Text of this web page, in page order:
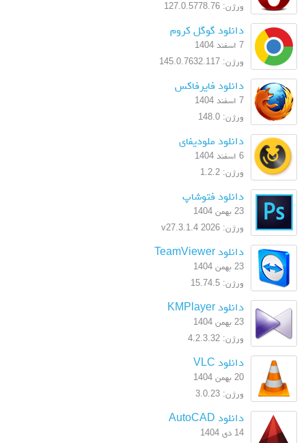
ورژن: 127.0.5778.76
دانلود گوگل کروم
7 اسفند 1404
ورژن: 145.0.7632.117
دانلود فایرفاکس
7 اسفند 1404
ورژن: 148.0
دانلود ملودیفای
6 اسفند 1404
ورژن: 1.2.2
دانلود فتوشاپ
23 بهمن 1404
ورژن: 2026 v27.3.1.4
دانلود TeamViewer
23 بهمن 1404
ورژن: 15.74.5
دانلود KMPlayer
23 بهمن 1404
ورژن: 4.2.3.32
دانلود VLC
20 بهمن 1404
ورژن: 3.0.23
دانلود AutoCAD
14 دی 1404